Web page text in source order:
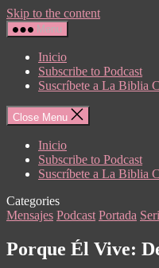
Skip to the content
Menu
Inicio
Subscribe to Podcast
Suscríbete a La Biblia
Close Menu
Inicio
Subscribe to Podcast
Suscríbete a La Biblia
Categories
Mensajes Podcast Portada
Porque Él Vive: